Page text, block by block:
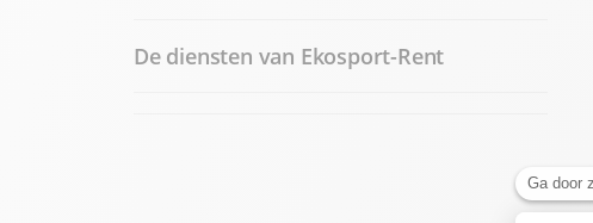
De diensten van Ekosport-Rent